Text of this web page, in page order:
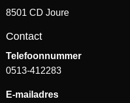
8501 CD Joure
Contact
Telefoonnummer
0513-412283
E-mailadres